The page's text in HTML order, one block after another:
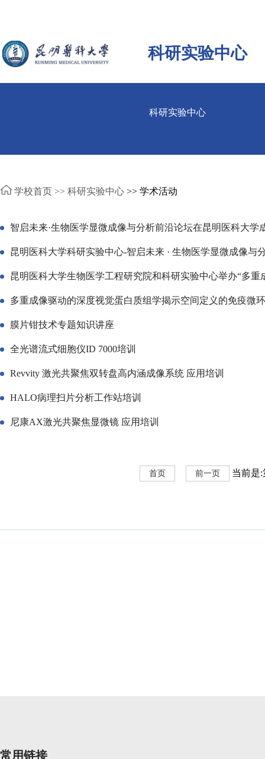
科研实验中心
科研实验中心
学校首页 >> 科研实验中心 >> 学术活动
智启未来·生物医学显微成像与分析前沿论坛在昆明医科大学
昆明医科大学科研实验中心-智启未来 · 生物医学显微成像与
昆明医科大学生物医学工程研究院和科研实验中心举办“多
多重成像驱动的深度视觉蛋白质组学揭示空间定义的免疫微
膜片钳技术专题知识讲座
全光谱流式细胞仪ID 7000培训
Revvity 激光共聚焦双转盘高内涵成像系统 应用培训
HALO病理扫片分析工作站培训
尼康AX激光共聚焦显微镜 应用培训
首页 前一页 当前是
常用链接